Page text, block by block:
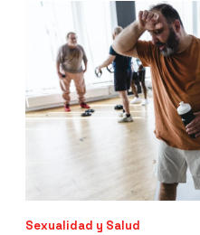
Sexualidad y Salud